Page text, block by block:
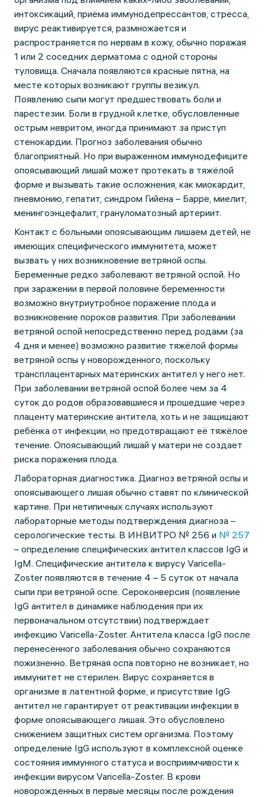
интоксикаций, приёма иммунодепрессантов, стресса,
вирус реактивируется, размножается и
распространяется по нервам в кожу, обычно поражая
1 или 2 соседних дерматома с одной стороны
туловища. Сначала появляются красные пятна, на
месте которых возникают группы везикул.
Появлению сыпи могут предшествовать боли и
парестезии. Боли в грудной клетке, обусловленные
острым невритом, иногда принимают за приступ
стенокардии. Прогноз заболевания обычно
благоприятный. Но при выраженном иммунодефиците
опоясывающий лишай может протекать в тяжёлой
форме и вызывать такие осложнения, как миокардит,
пневмонию, гепатит, синдром Гийена – Барре, миелит,
менингоэнцефалит, грануломатозный артериит.
Контакт с больными опоясывающим лишаем детей, не
имеющих специфического иммунитета, может
вызвать у них возникновение ветряной оспы.
Беременные редко заболевают ветряной оспой. Но
при заражении в первой половине беременности
возможно внутриутробное поражение плода и
возникновение пороков развития. При заболевании
ветряной оспой непосредственно перед родами (за
4 дня и менее) возможно развитие тяжёлой формы
ветряной оспы у новорожденного, поскольку
трансплацентарных материнских антител у него нет.
При заболевании ветряной оспой более чем за 4
суток до родов образовавшиеся и прошедшие через
плаценту материнские антитела, хоть и не защищают
ребёнка от инфекции, но предотвращают её тяжёлое
течение. Опоясывающий лишай у матери не создает
риска поражения плода.
Лабораторная диагностика. Диагноз ветряной оспы и
опоясывающего лишая обычно ставят по клинической
картине. При нетипичных случаях используют
лабораторные методы подтверждения диагноза –
серологические тесты. В ИНВИТРО № 256 и № 257
– определение специфических антител классов IgG и
IgM. Специфические антитела к вирусу Varicella-
Zoster появляются в течение 4 – 5 суток от начала
сыпи при ветряной оспе. Сероконверсия (появление
IgG антител в динамике наблюдения при их
первоначальном отсутствии) подтверждает
инфекцию Varicella-Zoster. Антитела класса IgG после
перенесённого заболевания обычно сохраняются
пожизненно. Ветряная оспа повторно не возникает, но
иммунитет не стерилен. Вирус сохраняется в
организме в латентной форме, и присутствие IgG
антител не гарантирует от реактивации инфекции в
форме опоясывающего лишая. Это обусловлено
снижением защитных систем организма. Поэтому
определение IgG используют в комплексной оценке
состояния иммунного статуса и восприимчивости к
инфекции вирусом Varicella-Zoster. В крови
новорожденных в первые месяцы после рождения